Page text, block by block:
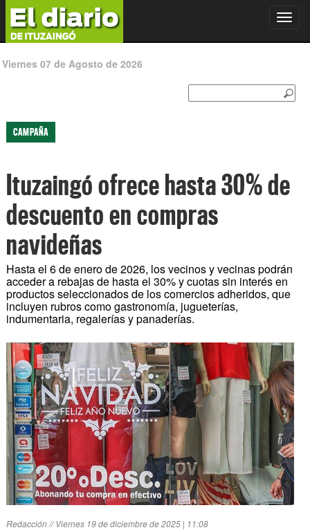
Viernes 07 de Agosto de 2026
CAMPAÑA
Ituzaingó ofrece hasta 30% de
descuento en compras
navideñas
Hasta el 6 de enero de 2026, los vecinos y vecinas podrán
acceder a rebajas de hasta el 30% y cuotas sin interés en
productos seleccionados de los comercios adheridos, que
incluyen rubros como gastronomía, jugueterías,
indumentaria, regalerías y panaderías.
Redacción // Viernes 19 de diciembre de 2025 | 11:08